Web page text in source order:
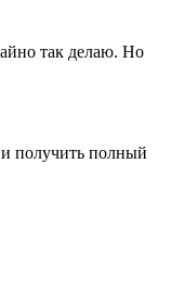
так делаю. Но
получить полный